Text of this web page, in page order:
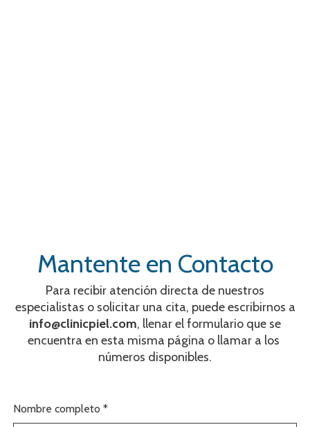
Mantente en Contacto
Para recibir atención directa de nuestros
especialistas o solicitar una cita, puede escribirnos a
info@clinicpiel.com, llenar el formulario que se
encuentra en esta misma página o llamar a los
números disponibles.
Nombre completo *